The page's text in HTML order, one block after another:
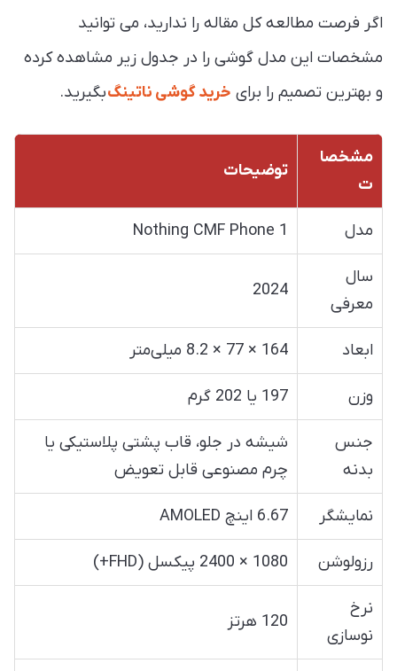
اگر فرصت مطالعه کل مقاله را ندارید، می توانید
مشخصات این مدل گوشی را در جدول زیر مشاهده کرده
و بهترین تصمیم را برای خرید گوشی ناتینگبگیرید.
مشخصا
ت
توضیحات
مدل Nothing CMF Phone 1
سال
معرفی
2024
ابعاد 164 × 77 × 8.2 میلی‌متر
وزن 197 یا 202 گرم
جنس
بدنه
شیشه در جلو، قاب پشتی پلاستیکی یا
چرم مصنوعی قابل تعویض
نمایشگر 6.67 اینچ AMOLED
رزولوشن 1080 × 2400 پیکسل (FHD+)
نرخ
نوسازی
120 هرتز